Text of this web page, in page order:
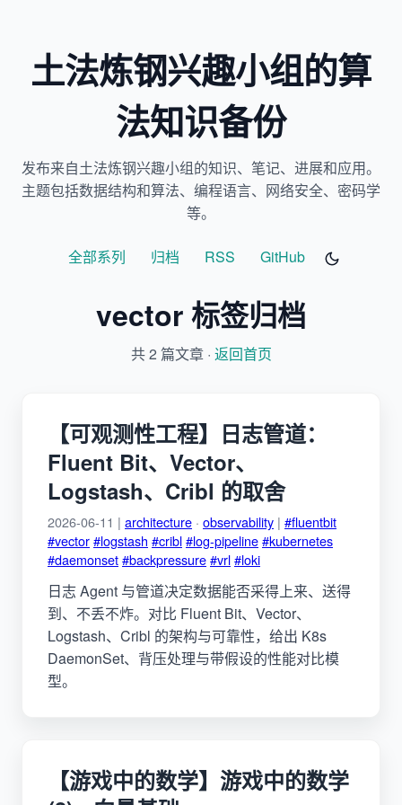
土法炼钢兴趣小组的算
法知识备份
发布来自土法炼钢兴趣小组的知识、笔记、进展和应用。
主题包括数据结构和算法、编程语言、网络安全、密码学
等。
全部系列 归档 RSS GitHub
vector 标签归档
共 2 篇文章 · 返回首页
【可观测性工程】日志管道：
Fluent Bit、Vector、
Logstash、Cribl 的取舍
2026-06-11 | architecture · observability | #fluentbit
#vector#logstash #cribl#log-pipeline#kubernetes
#daemonset#backpressure#vrl#loki
日志 Agent 与管道决定数据能否采得上来、送得
到、不丢不炸。对比 Fluent Bit、Vector、
Logstash、Cribl 的架构与可靠性，给出 K8s
DaemonSet、背压处理与带假设的性能对比模
型。
【游戏中的数学】游戏中的数学